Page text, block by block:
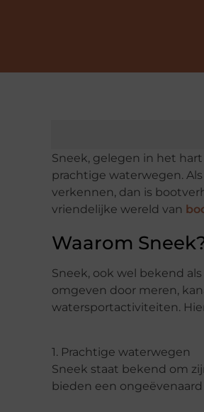
Sneek, gelegen in het
prachtige waterwegen.
verkennen, dan is
vriendelijke wereld van
Waarom
Sneek, ook wel bekend
omgeven door meren,
watersportactiviteiten.
1. Prachtige waterwegen
Sneek staat bekend om
bieden een